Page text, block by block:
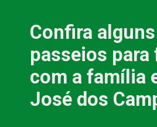
Confira alguns
passeios para
com a família
José dos